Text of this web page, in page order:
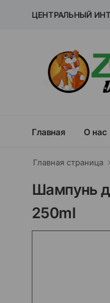
ЦЕНТРАЛЬНЫЙ
Главная О нас
Главная страница
Шампунь
250ml